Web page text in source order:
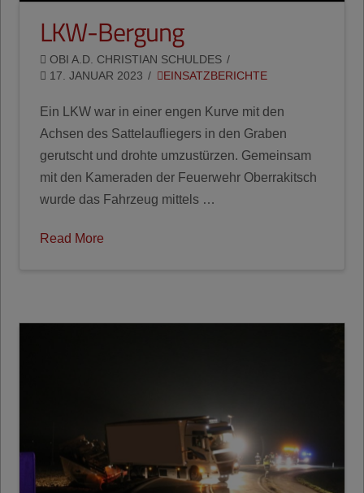
LKW-Bergung
OBI A.D. CHRISTIAN SCHULDES
17. JANUAR 2023
EINSATZBERICHTE
Ein LKW war in einer engen Kurve mit den
Achsen des Sattelaufliegers in den Graben
gerutscht und drohte umzustürzen. Gemeinsam
mit den Kameraden der Feuerwehr Oberrakitsch
wurde das Fahrzeug mittels …
Read More